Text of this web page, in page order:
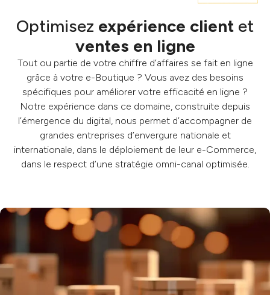
Optimisez expérience client et
ventes en ligne
Tout ou partie de votre chiffre d’affaires se fait en ligne
grâce à votre e-Boutique ? Vous avez des besoins
spécifiques pour améliorer votre efficacité en ligne ?
Notre expérience dans ce domaine, construite depuis
l’émergence du digital, nous permet d’accompagner de
grandes entreprises d’envergure nationale et
internationale, dans le déploiement de leur e-Commerce,
dans le respect d’une stratégie omni-canal optimisée.